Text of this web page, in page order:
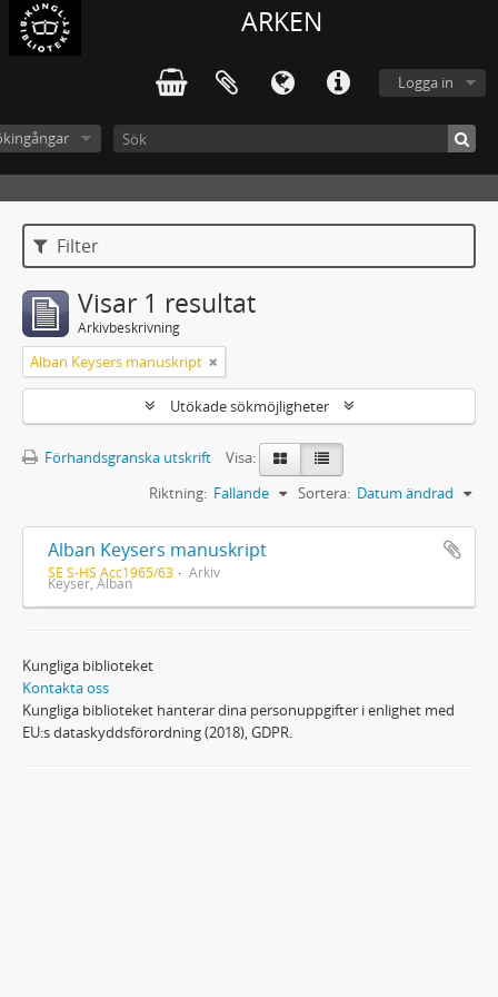
ARKEN
Logga in
Filter
Visar 1 resultat
Arkivbeskrivning
Alban Keysers manuskript
Utökade sökmöjligheter
Förhandsgranska utskrift
Visa:
Sortera: Datum ändrad
Riktning: Fallande
Alban Keysers manuskript
SE S-HS Acc1965/63 Arkiv
Keyser, Alban
Kungliga biblioteket
Kontakta oss
Kungliga biblioteket hanterar dina personuppgifter i enlighet med
EU:s dataskyddsförordning (2018), GDPR.